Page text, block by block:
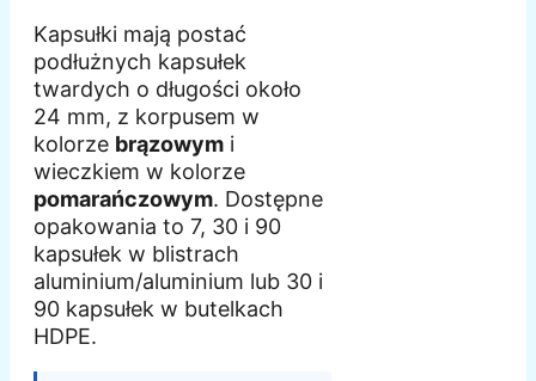
Kapsułki mają postać
podłużnych kapsułek
twardych o długości około
24 mm, z korpusem w
kolorze brązowym i
wieczkiem w kolorze
pomarańczowym. Dostępne
opakowania to 7, 30 i 90
kapsułek w blistrach
aluminium/aluminium lub 30 i
90 kapsułek w butelkach
HDPE.